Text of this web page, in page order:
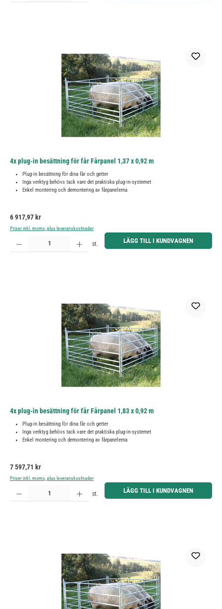
4x plug-in besättning för får Fårpanel 1,37 x 0,92 m
Plug-in besättning för dina får och getter
Inga verktyg behövs tack vare det praktiska plug-in-systemet
Enkel montering och demontering av fårpanelerna
Ordinarie pris:
6 917,97 kr
Priser inkl. moms, plus leveranskostnader
Produktkvantitet: Ange önskat belopp eller använd knapparna för att öka eller minska kvantiteten.
st. LÄGG TILL I KUNDVAGNEN
4x plug-in besättning för får Fårpanel 1,83 x 0,92 m
Plug-in besättning för dina får och getter
Inga verktyg behövs tack vare det praktiska plug-in-systemet
Enkel montering och demontering av fårpanelerna
Ordinarie pris:
7 597,71 kr
Priser inkl. moms, plus leveranskostnader
Produktkvantitet: Ange önskat belopp eller använd knapparna för att öka eller minska kvantiteten.
st. LÄGG TILL I KUNDVAGNEN